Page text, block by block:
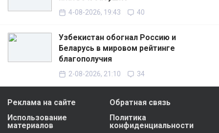
4-08-2026, 19:43 40
Узбекистан обогнал Россию и
Беларусь в мировом рейтинге
благополучия
2-08-2026, 21:10 34
Реклама на сайте
Обратная связь
Использование
материалов
Политика
конфиденциальности